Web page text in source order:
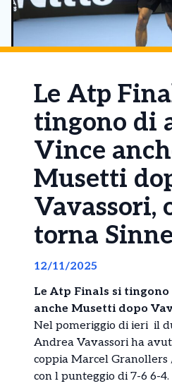
Le Atp
tingono di
Vince
Musetti
Vavassori,
torna
12/11/2025
Le Atp Finals si tingono
anche Musetti dopo
Nel pomeriggio di ieri il
Andrea Vavassori ha
coppia Marcel Granollers
con l punteggio di 7-6 6-